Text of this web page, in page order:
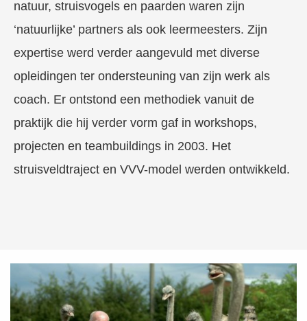
natuur, struisvogels en paarden waren zijn
‘natuurlijke’ partners als ook leermeesters. Zijn
expertise werd verder aangevuld met diverse
opleidingen ter ondersteuning van zijn werk als
coach. Er ontstond een methodiek vanuit de
praktijk die hij verder vorm gaf in workshops,
projecten en teambuildings in 2003. Het
struisveldtraject en VVV-model werden ontwikkeld.